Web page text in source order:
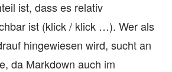
ist, dass es relativ
ist (klick / klick …). Wer als
hingewiesen wird, sucht an
da Markdown auch im